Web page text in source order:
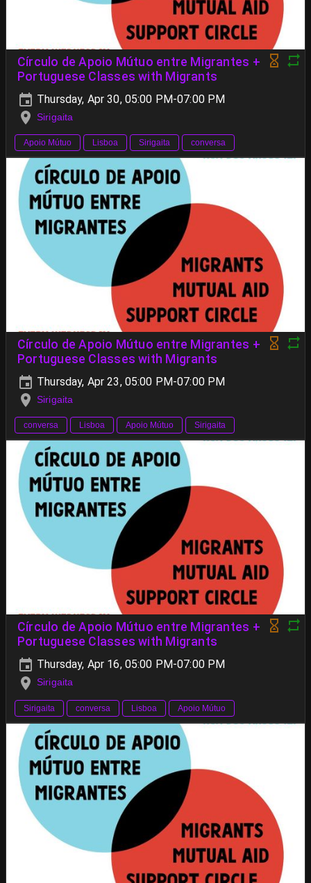
Círculo de Apoio Mútuo entre Migrantes +
Portuguese Classes with Migrants
Thursday, Apr 30, 05:00 PM-07:00 PM
Sirigaita
Apoio Mútuo Lisboa Sirigaita conversa
Círculo de Apoio Mútuo entre Migrantes +
Portuguese Classes with Migrants
Thursday, Apr 23, 05:00 PM-07:00 PM
Sirigaita
conversa Lisboa Apoio Mútuo Sirigaita
Círculo de Apoio Mútuo entre Migrantes +
Portuguese Classes with Migrants
Thursday, Apr 16, 05:00 PM-07:00 PM
Sirigaita
Sirigaita conversa Lisboa Apoio Mútuo